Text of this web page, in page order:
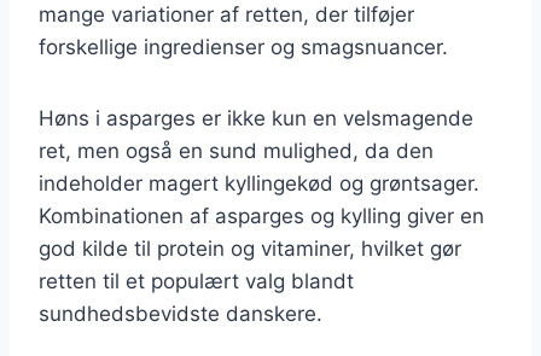
mange variationer af retten, der tilføjer
forskellige ingredienser og smagsnuancer.
Høns i asparges er ikke kun en velsmagende
ret, men også en sund mulighed, da den
indeholder magert kyllingekød og grøntsager.
Kombinationen af asparges og kylling giver en
god kilde til protein og vitaminer, hvilket gør
retten til et populært valg blandt
sundhedsbevidste danskere.